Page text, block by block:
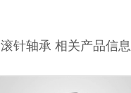
滚针轴承 相关产品信息